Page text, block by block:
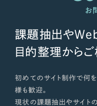
お
課題抽出や
目的整理から
初めてのサイト制作で何
様も歓迎。
現状の課題抽出やサイト